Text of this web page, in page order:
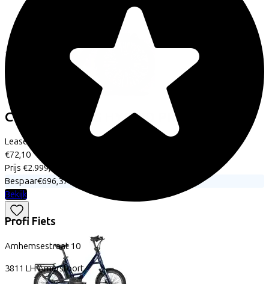
Profi Fiets
Arnhemsestraat 10
3811 LHAmersfoort
Cube TOURING HYBRID PRO 625 (2025)
Leaseprijs p/m vanaf
€72,10
Prijs €2.999,00
Bespaar€696,37
Bekijk